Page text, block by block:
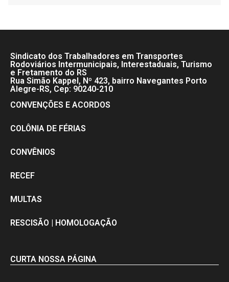
Sindicato dos Trabalhadores em Transportes
Rodoviários Intermunicipais, Interestaduais, Turismo
e Fretamento do RS
Rua Simão Kappel, Nº 423, bairro Navegantes Porto
Alegre-RS, Cep: 90240-210
CONVENÇÕES E ACORDOS
COLÔNIA DE FÉRIAS
CONVÊNIOS
RECEF
MULTAS
RESCISÃO | HOMOLOGAÇÃO
CURTA NOSSA PÁGINA